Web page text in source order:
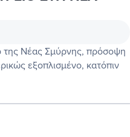
της Νέας Σμύρνης, πρόσοψη
εξοπλισμένο, κατόπιν